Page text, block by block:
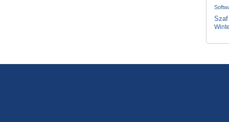
Szaf